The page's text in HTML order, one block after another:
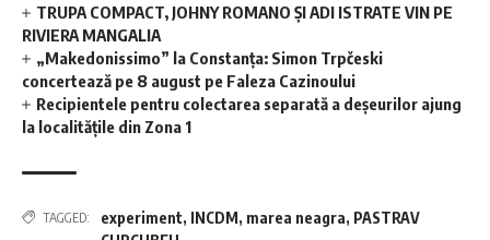
TRUPA COMPACT, JOHNY ROMANO ȘI ADI ISTRATE VIN PE
RIVIERA MANGALIA
„Makedonissimo” la Constanța: Simon Trpčeski
concertează pe 8 august pe Faleza Cazinoului
Recipientele pentru colectarea separată a deșeurilor ajung
la localitățile din Zona 1
TAGGED: experiment, INCDM, marea neagra, PASTRAV